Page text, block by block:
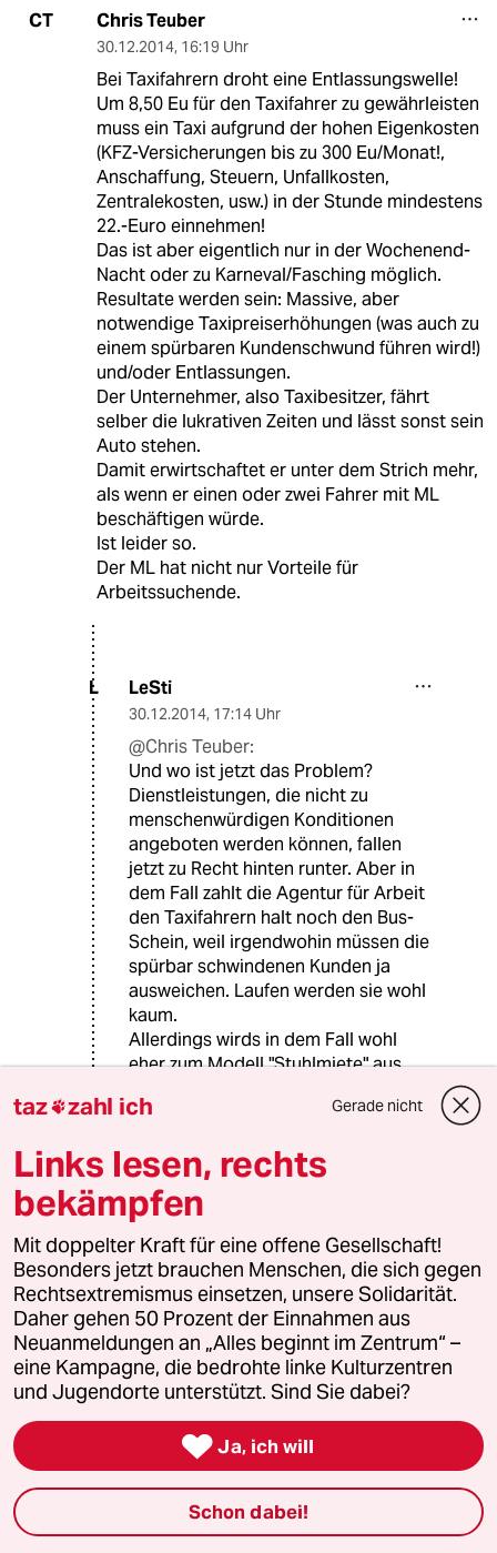
CT Chris Teuber
30.12.2014, 16:19 Uhr
Bei Taxifahrern droht eine Entlassungswelle!
Um 8,50 Eu für den Taxifahrer zu gewährleisten
muss ein Taxi aufgrund der hohen Eigenkosten
(KFZ-Versicherungen bis zu 300 Eu/Monat!,
Anschaffung, Steuern, Unfallkosten,
Zentralekosten, usw.) in der Stunde mindestens
22.-Euro einnehmen!
Das ist aber eigentlich nur in der Wochenend-
Nacht oder zu Karneval/Fasching möglich.
Resultate werden sein: Massive, aber
notwendige Taxipreiserhöhungen (was auch zu
einem spürbaren Kundenschwund führen wird!)
und/oder Entlassungen.
Der Unternehmer, also Taxibesitzer, fährt
selber die lukrativen Zeiten und lässt sonst sein
Auto stehen.
Damit erwirtschaftet er unter dem Strich mehr,
als wenn er einen oder zwei Fahrer mit ML
beschäftigen würde.
Ist leider so.
Der ML hat nicht nur Vorteile für
Arbeitssuchende.
L LeSti
30.12.2014, 17:14 Uhr
@Chris Teuber:
Und wo ist jetzt das Problem?
Dienstleistungen, die nicht zu
menschenwürdigen Konditionen
angeboten werden können, fallen
jetzt zu Recht hinten runter. Aber in
dem Fall zahlt die Agentur für Arbeit
den Taxifahrern halt noch den Bus-
Schein, weil irgendwohin müssen die
spürbar schwindenen Kunden ja
ausweichen. Laufen werden sie wohl
kaum.
Allerdings wirds in dem Fall wohl
eher zum Modell "Stuhlmiete" aus
mieten ein Taxi und arbeiten als
Mindestlohn umgangen werden kann
wird ja schon seit einiger Zeit
beschrieben.
meistkommentiert
1 Krise der Demokratie
AfD-Wählen als Triebabfuhr
2 Nein zum Zivildienst
Hinterlistiger Schritt der
Bundesregierung
taz zahl ich Gerade nicht
Links lesen, rechts
bekämpfen
Mit doppelter Kraft für eine offene Gesellschaft!
Besonders jetzt brauchen Menschen, die sich gegen
Rechtsextremismus einsetzen, unsere Solidarität.
Daher gehen 50 Prozent der Einnahmen aus
Neuanmeldungen an „Alles beginnt im Zentrum“ –
eine Kampagne, die bedrohte linke Kulturzentren
und Jugendorte unterstützt. Sind Sie dabei?
 Ja, ich will
Schon dabei!